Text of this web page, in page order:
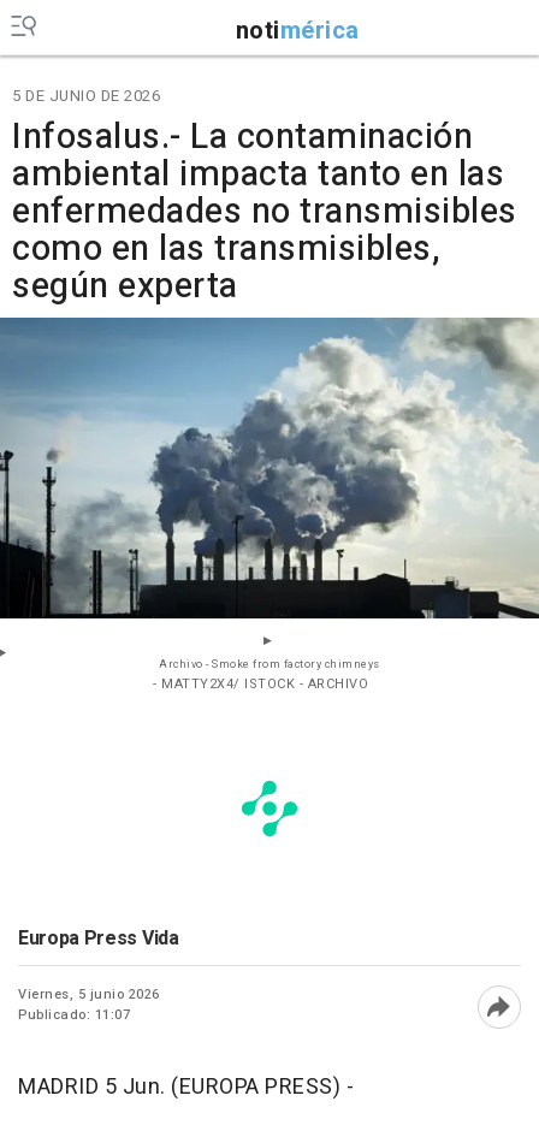
notimérica
5 DE JUNIO DE 2026
Infosalus.- La contaminación
ambiental impacta tanto en las
enfermedades no transmisibles
como en las transmisibles,
según experta
Archivo - Smoke from factory chimneys
- MATTY2X4/ ISTOCK - ARCHIVO
Europa Press Vida
Viernes, 5 junio 2026
Publicado: 11:07
MADRID 5 Jun. (EUROPA PRESS) -